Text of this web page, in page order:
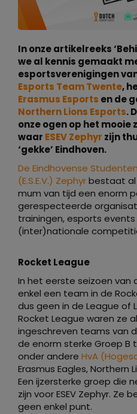
In onze artikelreeks
we al kennis gemaakt
esportsverenigingen
Esports Team Twente,
Erasmus Esports en de
Northern Lions Esports.
onze ogen op het mooie
waar ESEV Zephyr zijn
‘gekke’ Eindhoven.
De Eindhovense
(E.S.E.V.) Zephyrbestaat al
mum van tijd een enorm
gerespecteerde
trainingen, esports
(inter)nationale
Rocket League
In het eerste seizoen van
enkel een team in de
dus geen in de League of
Rocket League waren ze
ingeschreven teams van
de enorm sterke Groep B
onder andere HvA
Erasmus Eagles, Northern
Een ijzersterke groep die
zijn voor ESEV Zephyr. Ze
geen enkel punt.